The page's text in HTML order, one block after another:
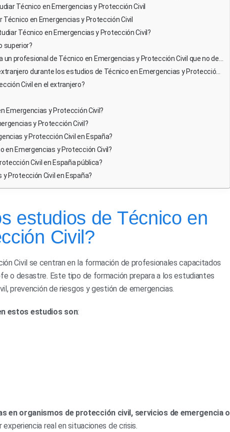
Técnico en Emergencias y Protección Civil
en Emergencias y Protección Civil
Técnico en Emergencias y Protección Civil?
superior?
de Técnico en Emergencias y Protección Civil que no desea ejercer?
durante los estudios de Técnico en Emergencias y Protección Civil?
Civil en el extranjero?
Emergencias y Protección Civil?
y Protección Civil?
y Protección Civil en España?
en Emergencias y Protección Civil?
Civil en España pública?
Protección Civil en España?
estudios de Técnico en
Civil?
Civil se centran en la formación de profesionales capacitados
o desastre. Este tipo de formación prepara a los estudiantes
prevención de riesgos y gestión de emergencias.
estos estudios son:
en organismos de protección civil, servicios de emergencia o
experiencia real en situaciones de crisis.